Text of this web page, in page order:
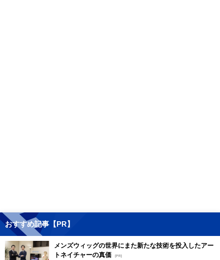
おすすめ記事【PR】
メンズウィッグの世界にまた新たな技術を投入したアー
トネイチャーの真価 [PR]